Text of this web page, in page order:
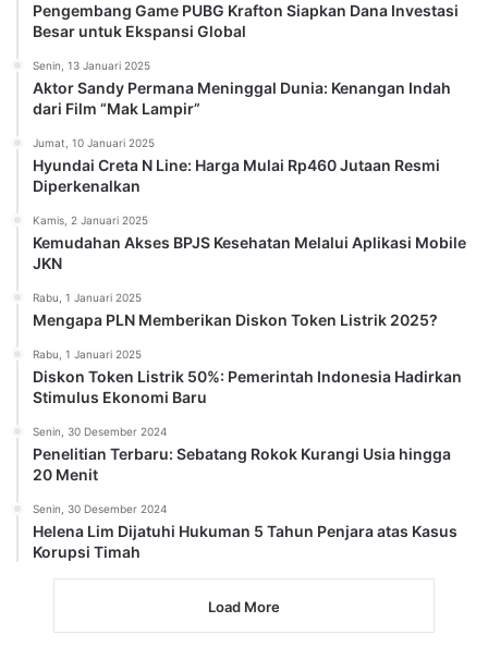
Pengembang Game PUBG Krafton Siapkan Dana Investasi
Besar untuk Ekspansi Global
Senin, 13 Januari 2025
Aktor Sandy Permana Meninggal Dunia: Kenangan Indah
dari Film “Mak Lampir”
Jumat, 10 Januari 2025
Hyundai Creta N Line: Harga Mulai Rp460 Jutaan Resmi
Diperkenalkan
Kamis, 2 Januari 2025
Kemudahan Akses BPJS Kesehatan Melalui Aplikasi Mobile
JKN
Rabu, 1 Januari 2025
Mengapa PLN Memberikan Diskon Token Listrik 2025?
Rabu, 1 Januari 2025
Diskon Token Listrik 50%: Pemerintah Indonesia Hadirkan
Stimulus Ekonomi Baru
Senin, 30 Desember 2024
Penelitian Terbaru: Sebatang Rokok Kurangi Usia hingga
20 Menit
Senin, 30 Desember 2024
Helena Lim Dijatuhi Hukuman 5 Tahun Penjara atas Kasus
Korupsi Timah
Load More